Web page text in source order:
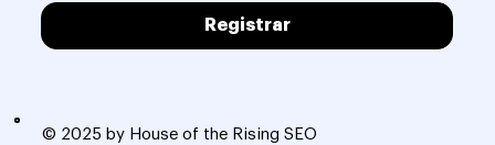
© 2025 by House of the Rising SEO
Registrar